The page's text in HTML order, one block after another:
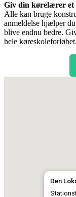
Giv din kørelærer et
Alle kan bruge
anmeldelse hjælper
blive endnu bedre.
hele køreskoleforløbet.
Den